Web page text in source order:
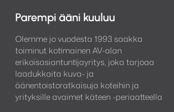
Parempi ääni kuuluu
Olemme jo vuodesta 1993 saakka
toiminut kotimainen AV-alan
erikoisasiantuntijayritys, joka tarjoaa
laadukkaita kuva- ja
äänentoistoratkaisuja koteihin ja
yrityksille avaimet käteen -periaatteella